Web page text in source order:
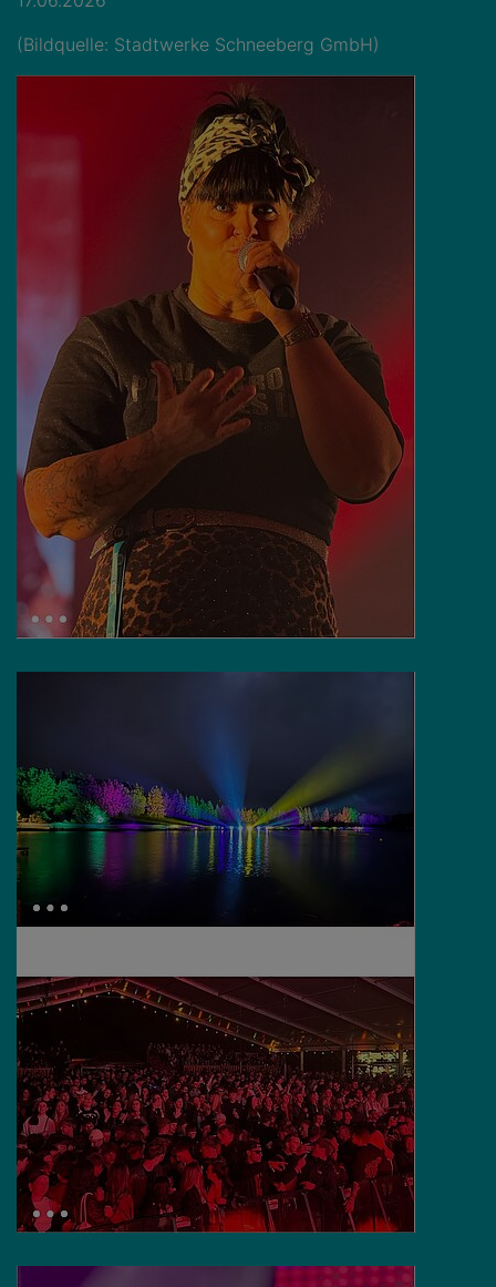
(Bildquelle: Stadtwerke Schneeberg GmbH)